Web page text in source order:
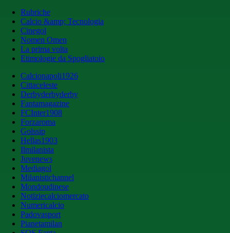
Rubriche
Calcio &amp; Tecnologia
Cinegol
Nomen Omen
La prima volta
Etimologie da Spogliatoio
Calcionapoli1926
Cittaceleste
Derbyderbyderby
Fantamagazine
FCInter1908
Forzaroma
Golssip
Hellas1903
Ilmilanista
Juvenews
Mediagol
Milanistichannel
Mondoudinese
Notiziecalciomercato
Numericalcio
Padovasport
Pianetamilan